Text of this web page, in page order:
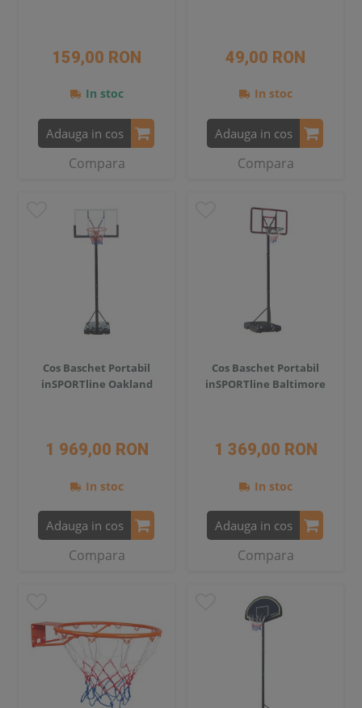
159,00 RON
In stoc
Adauga in cos
Compara
49,00 RON
In stoc
Adauga in cos
Compara
Cos Baschet Portabil
inSPORTline Oakland
1 969,00 RON
In stoc
Adauga in cos
Compara
Cos Baschet Portabil
inSPORTline Baltimore
1 369,00 RON
In stoc
Adauga in cos
Compara